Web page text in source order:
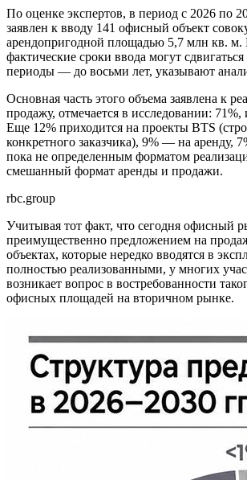
По оценке экспертов, в период с 2026 по
заявлен к вводу 141 офисный объект
арендопригодной площадью 5,7 млн кв. м.
фактические сроки ввода могут
периоды — до восьми лет, указывают
Основная часть этого объема заявлена к
продажу, отмечается в исследовании:
Еще 12% приходится на проекты BTS
конкретного заказчика), 9% — на аренду,
пока не определенным форматом
смешанный формат аренды и продажи.
rbc.group
Учитывая тот факт, что сегодня офисный
преимущественно предложением на
объектах, которые нередко вводятся в
полностью реализованными, у многих
возникает вопрос в востребованности
офисных площадей на вторичном рынке.